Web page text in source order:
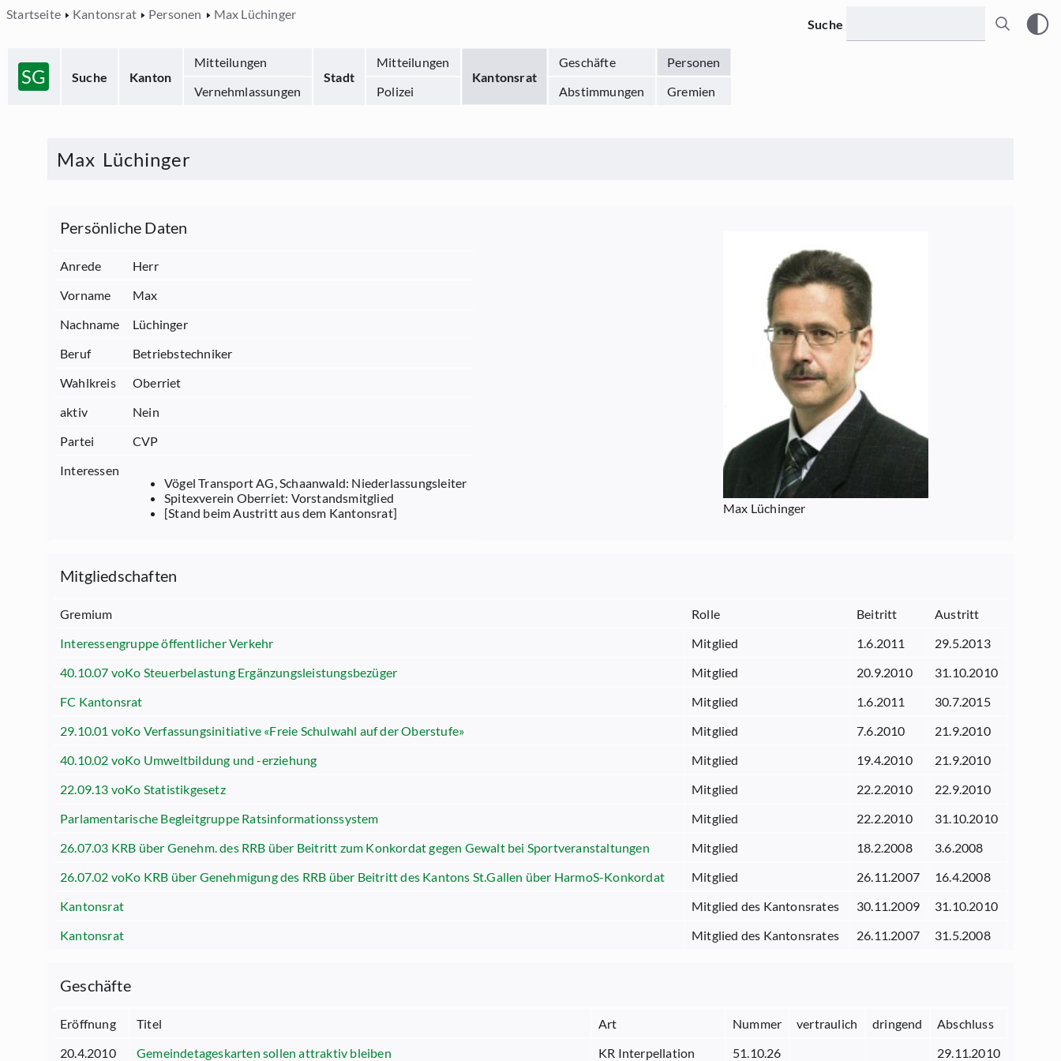
Startseite Kantonsrat Personen Max Lüchinger
SG Suche Kanton
Mitteilungen
Stadt
Mitteilungen
Kantonsrat
Geschäfte
Personen
Vernehmlassungen
Polizei Abstimmungen Gremien
Suche
Max Lüchinger
Persönliche Daten
Anrede
Herr
Vorname
Max
Nachname
Lüchinger
Beruf
Betriebstechniker
Wahlkreis
Oberriet
aktiv
Nein
Partei
CVP
Interessen
Vögel Transport AG, Schaanwald: Niederlassungsleiter
Spitexverein Oberriet: Vorstandsmitglied
[Stand beim Austritt aus dem Kantonsrat]
Max Lüchinger
Mitgliedschaften
Gremium Rolle Beitritt
Austritt
Interessengruppe öffentlicher Verkehr
Mitglied 1.6.2011
29.5.2013
40.10.07 voKo Steuerbelastung Ergänzungsleistungsbezüger
Mitglied 20.9.2010
31.10.2010
FC Kantonsrat
Mitglied 1.6.2011
30.7.2015
29.10.01 voKo Verfassungsinitiative «Freie Schulwahl auf der Oberstufe»
Mitglied 7.6.2010
21.9.2010
40.10.02 voKo Umweltbildung und -erziehung
Mitglied 19.4.2010
21.9.2010
22.09.13 voKo Statistikgesetz
Mitglied 22.2.2010
22.9.2010
Parlamentarische Begleitgruppe Ratsinformationssystem
Mitglied 22.2.2010
31.10.2010
26.07.03 KRB über Genehm. des RRB über Beitritt zum Konkordat gegen Gewalt bei Sportveranstaltungen
Mitglied 18.2.2008
3.6.2008
26.07.02 voKo KRB über Genehmigung des RRB über Beitritt des Kantons St.Gallen über HarmoS-Konkordat
Mitglied 26.11.2007
16.4.2008
Kantonsrat
Mitglied des Kantonsrates 30.11.2009
31.10.2010
Kantonsrat
Mitglied des Kantonsrates 26.11.2007 31.5.2008
Geschäfte
Eröffnung Titel Art Nummer vertraulich dringend
Abschluss
20.4.2010
Gemeindetageskarten sollen attraktiv bleiben KR Interpellation 51.10.26 29.11.2010